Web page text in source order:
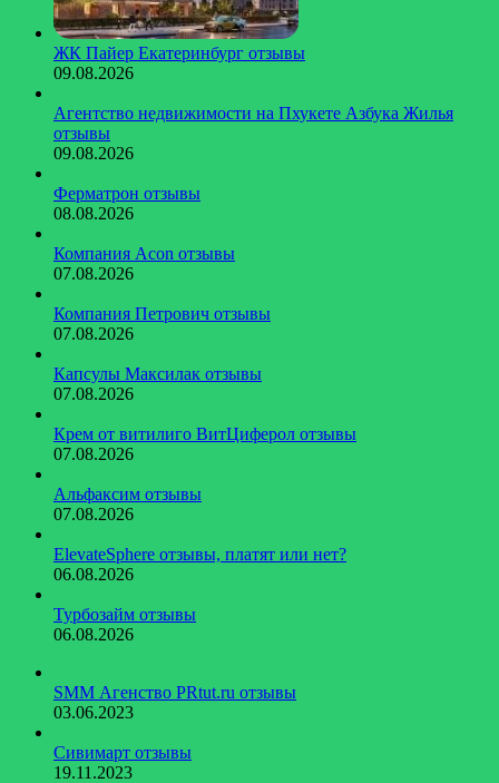
ЖК Пайер Екатеринбург отзывы
09.08.2026
Агентство недвижимости на Пхукете Азбука Жилья
отзывы
09.08.2026
Ферматрон отзывы
08.08.2026
Компания Acon отзывы
07.08.2026
Компания Петрович отзывы
07.08.2026
Капсулы Максилак отзывы
07.08.2026
Крем от витилиго ВитЦиферол отзывы
07.08.2026
Альфаксим отзывы
07.08.2026
ElevateSphere отзывы, платят или нет?
06.08.2026
Турбозайм отзывы
06.08.2026
SMM Агенство PRtut.ru отзывы
03.06.2023
Сивимарт отзывы
19.11.2023